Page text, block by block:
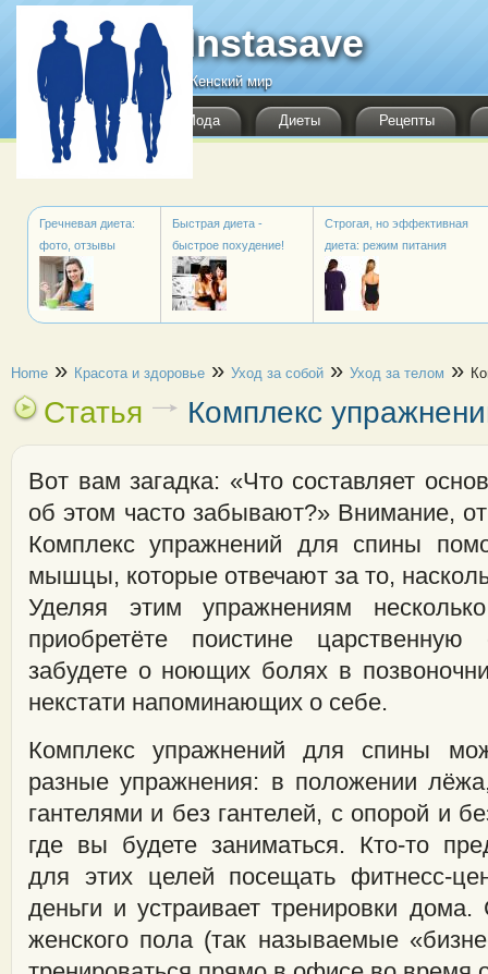
Перейти к основному содержанию
Мода Диеты Рецепты
Instasave
Женский мир
Гречневая диета:
фото, отзывы
Быстрая диета -
быстрое похудение!
Строгая, но эффективная
диета: режим питания
Вы здесь
Home » Красота и здоровье » Уход за собой » Уход за телом »
Статья Комплекс
Вот вам загадка: «Что составляет
об этом часто забывают?» Внимание,
Комплекс упражнений для спины
мышцы, которые отвечают за то,
Уделяя этим упражнениям
приобретёте поистине
забудете о ноющих болях в
некстати напоминающих о себе.
Комплекс упражнений для спины
разные упражнения: в положении
гантелями и без гантелей, с опорой и
где вы будете заниматься. Кто-то
для этих целей посещать фитнесс-
деньги и устраивает тренировки
женского пола (так называемые